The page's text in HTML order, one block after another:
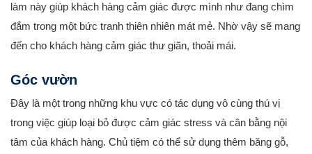
làm này giúp khách hàng cảm giác được mình như đang chìm
đắm trong một bức tranh thiên nhiên mát mẻ. Nhờ vậy sẽ mang
đến cho khách hàng cảm giác thư giãn, thoải mái.
Góc vườn
Đây là một trong những khu vực có tác dụng vô cùng thú vị
trong việc giúp loại bỏ được cảm giác stress và cân bằng nội
tâm của khách hàng. Chủ tiệm có thể sử dụng thêm băng gỗ,